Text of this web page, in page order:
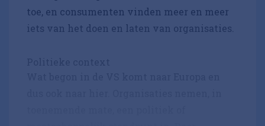
toe, en consumenten vinden meer en meer
iets van het doen en laten van organisaties.